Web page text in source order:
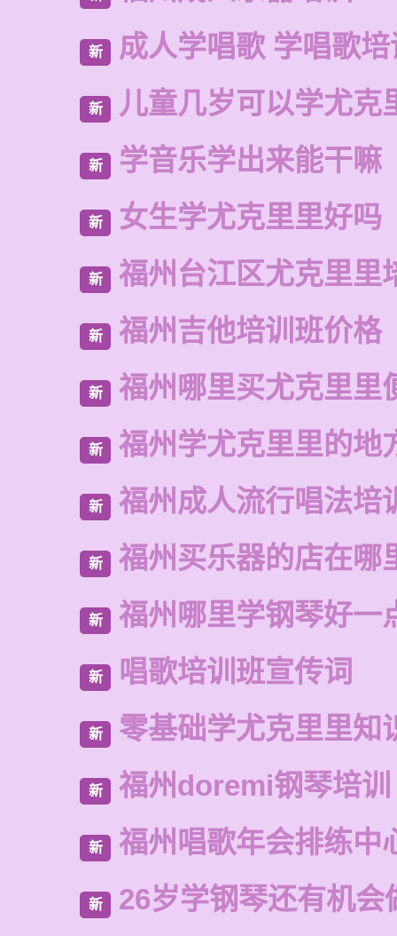
新 成人学唱歌 学唱歌
新 儿童几岁可以学尤克
新 学音乐学出来能干嘛
新 女生学尤克里里好吗
新 福州台江区尤克里里
新 福州吉他培训班价格
新 福州哪里买尤克里里
新 福州学尤克里里的地
新 福州成人流行唱法培
新 福州买乐器的店在哪
新 福州哪里学钢琴好一
新 唱歌培训班宣传词
新 零基础学尤克里里知
新 福州doremi钢琴培训
新 福州唱歌年会排练中
新 26岁学钢琴还有机会